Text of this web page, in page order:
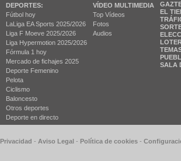
DEPORTES:
Fútbol hoy
LaLiga EA Sports 2025/2026
Liga F Moeve 2025/2026
Liga Hypermotion 2025/2026
Fórmula 1 hoy
Mercado de fichajes 2025
Deporte Femenino
Pelota
Ciclismo
Baloncesto
Otros deportes
Deporte en directo
VÍDEO MULTIMEDIA
Top Vídeos
Fotos
Audios
EL
SALA
- Aviso Legal - Política de cookies -